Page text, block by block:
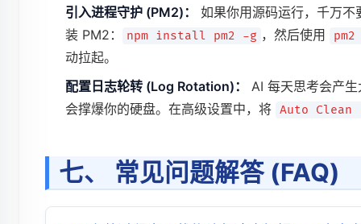
引入进程守护 (PM2)：
如果你用源码运行，千万
装 PM2：
npm install pm2 -g ，然后使用
动拉起。
配置日志轮转 (Log Rotation)：
AI 每天思考会产
会撑爆你的硬盘。在高级设置中，将 Auto Clean
七、 常见问题解答 (FAQ)